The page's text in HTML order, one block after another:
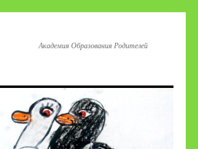
Академия Образования Родителей